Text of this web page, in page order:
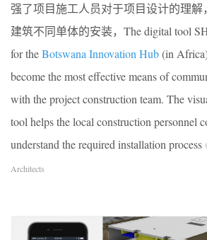
强了项目施工人员对于项目设计的理解
建筑不同单体的安装，The digital tool
for theBotswana Innovation Hub(in
become the most effective means of
with the project construction team. The
tool helps the local construction personnel
understand the required installation process
Architects